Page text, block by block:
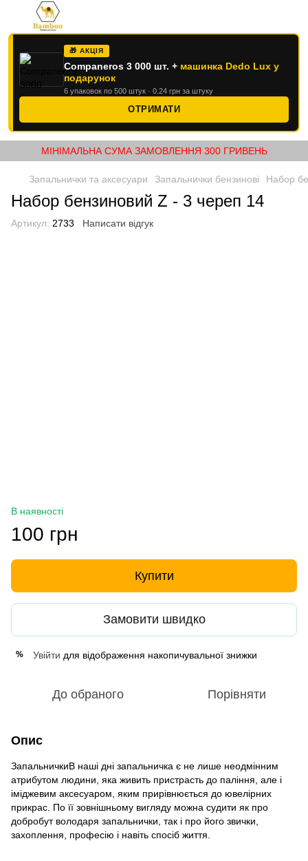
🎁 АКЦІЯ
Companeros 3 000 шт. + машинка Dedo Lux у
подарунок
6 упаковок по 500 штук · 0.24 грн за штуку
ОТРИМАТИ
МІНІМАЛЬНА СУМА ЗАМОВЛЕННЯ 300 ГРИВЕНЬ
Запальнички та аксесуари Запальнички бензинові Набор
Набор бензиновий Z - 3 череп 14
Артикул: 2733 Написати відгук
В наявності
100 грн
Купити
Замовити швидко
% Увійти для відображення накопичувальної знижки
До обраного Порівняти
Опис
ЗапальничкиВ наші дні запальничка є не лише неодмінним
атрибутом людини, яка живить пристрасть до паління, але і
іміджевим аксесуаром, яким прирівнюється до ювелірних
прикрас. По її зовнішньому вигляду можна судити як про
добробут володаря запальнички, так і про його звички,
захоплення, професію і навіть спосіб життя.